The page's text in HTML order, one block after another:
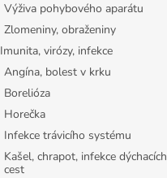
Výživa pohybového aparátu
Zlomeniny, obraženiny
Imunita, virózy, infekce
Angína, bolest v krku
Borelióza
Horečka
Infekce trávicího systému
Kašel, chrapot, infekce dýchacích
cest